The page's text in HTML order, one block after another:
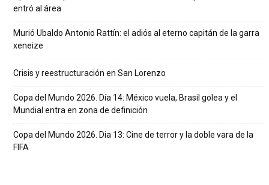
entró al área
Murió Ubaldo Antonio Rattín: el adiós al eterno capitán de la garra
xeneize
Crisis y reestructuración en San Lorenzo
Copa del Mundo 2026. Día 14: México vuela, Brasil golea y el
Mundial entra en zona de definición
Copa del Mundo 2026. Dia 13: Cine de terror y la doble vara de la
FIFA